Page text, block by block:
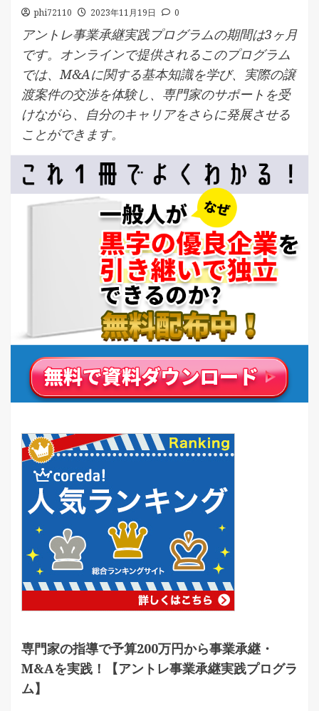
phi72110 2023年11月19日 0
アントレ事業承継実践プログラムの期間は3ヶ月
です。オンラインで提供されるこのプログラム
では、M&Aに関する基本知識を学び、実際の譲
渡案件の交渉を体験し、専門家のサポートを受
けながら、自分のキャリアをさらに発展させる
ことができます。
専門家の指導で予算200万円から事業承継・
M&Aを実践！【アントレ事業承継実践プログラ
ム】